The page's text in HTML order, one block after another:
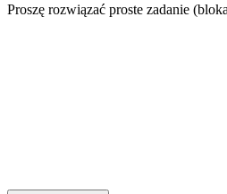
Proszę rozwiązać proste zadanie